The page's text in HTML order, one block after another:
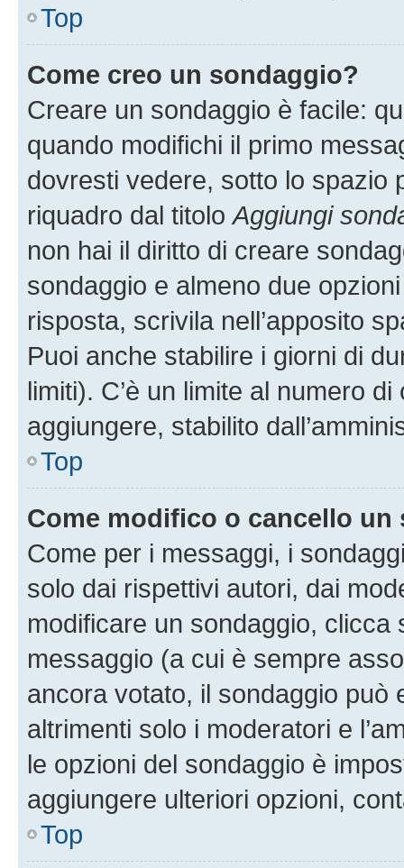
Top
Come creo un sondaggio?
Creare un sondaggio è facile:
quando modifichi il primo
dovresti vedere, sotto lo spazio
riquadro dal titoloAggiungi
non hai il diritto di creare
sondaggio e almeno due
risposta, scrivila nell’apposito
Puoi anche stabilire i giorni di
limiti). C’è un limite al numero
aggiungere, stabilito
Top
Come modifico o cancello un
Come per i messaggi, i
solo dai rispettivi autori, dai
modificare un sondaggio,
messaggio (a cui è sempre
ancora votato, il sondaggio può
altrimenti solo i moderatori e
le opzioni del sondaggio è
aggiungere ulteriori opzioni,
Top